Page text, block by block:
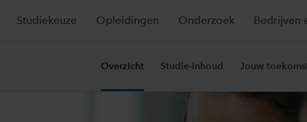
Studiekeuze Opleidingen Onderzoek Bedrijven
Overzicht Studie-inhoud Jouw